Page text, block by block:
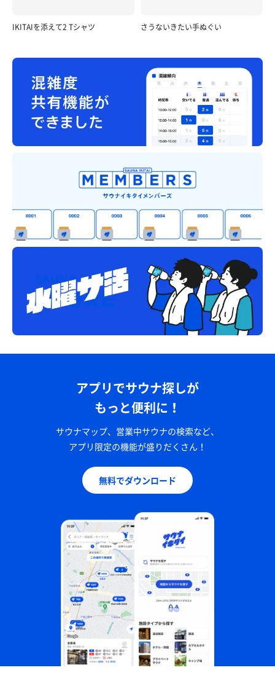
IKITAIを添えて2 Tシャツ さうないきたい手ぬぐい
アプリでサウナ探しが
もっと便利に！
サウナマップ、営業中サウナの検索など、
アプリ限定の機能が盛りだくさん！
無料でダウンロード